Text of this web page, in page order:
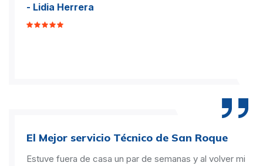
- Lidia Herrera
El Mejor servicio Técnico de San Roque
Estuve fuera de casa un par de semanas y al volver mi